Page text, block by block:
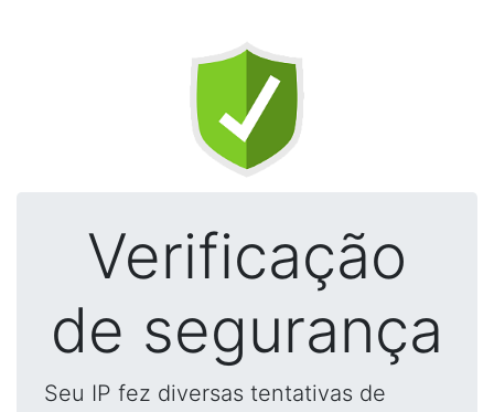
Verificação
de segurança
Seu IP fez diversas tentativas de